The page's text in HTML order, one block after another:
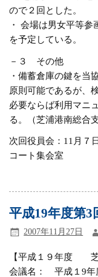
ので２回とした。
・ 会場は男女平等
を予定している。
－３ その他
・備蓄倉庫の鍵を当
原則可能であるが、
必要ならば利用マニ
る。（芝浦港南総合支
次回役員会：11月７
コート集会室
平成19年度第3
2007年11月27日
【平成１９年度 芝
会議名： 平成１9年